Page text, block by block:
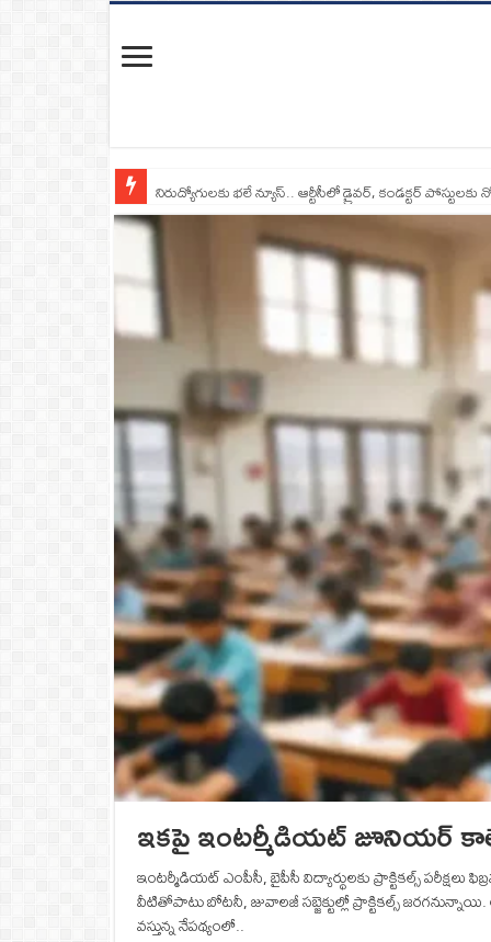
నిరుద్యోగులకు భలే న్యూస్.. ఆర్టీసీలో డ్రైవర్, కండక్టర్‌
ఇకపై ఇంటర్మీడియట్ జూనియర్‌
ఇంటర్మీడియట్ ఎంపీసీ, బైపీసీ విద్యార్థులకు ప్రాక్టికల్స్‌ పరీక్షలు
వీటితోపాటు బోటనీ, జువాలజీ సబ్జెక్టుల్లో ప్రాక్టికల్స్‌
వస్తున్న నేపథ్యంలో..